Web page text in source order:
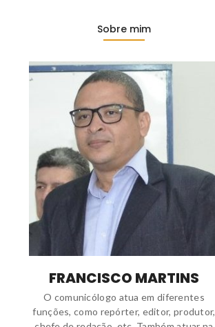
Sobre mim
FRANCISCO MARTINS
O comunicólogo atua em diferentes
funções, como repórter, editor, produtor,